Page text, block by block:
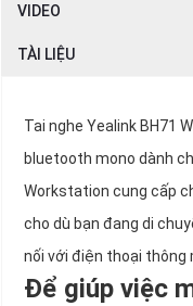
VIDEO
TÀI LIỆU
Tai nghe Yealink BH71
bluetooth mono dành
Workstation cung cấp
cho dù bạn đang di
nối với điện thoại thông
Để giúp việc